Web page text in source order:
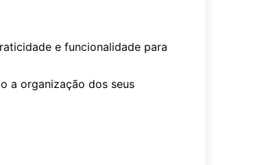
e funcionalidade para
a organização dos seus